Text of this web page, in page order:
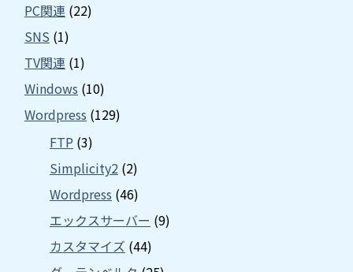
PC関連 (22)
SNS (1)
TV関連 (1)
Windows (10)
Wordpress (129)
FTP (3)
Simplicity2 (2)
Wordpress (46)
エックスサーバー (9)
カスタマイズ (44)